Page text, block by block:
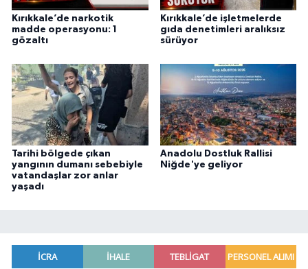
Kırıkkale’de narkotik
madde operasyonu: 1
gözaltı
Kırıkkale’de işletmelerde
gıda denetimleri aralıksız
sürüyor
Tarihi bölgede çıkan
yangının dumanı sebebiyle
vatandaşlar zor anlar
yaşadı
Anadolu Dostluk Rallisi
Niğde'ye geliyor